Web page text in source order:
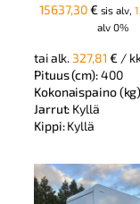
15637,30€ sis alv,
alv 0%
tai alk. 327,81€ /
Pituus (cm):400
Kokonaispaino
Jarrut: Kyllä
Kippi:Kyllä